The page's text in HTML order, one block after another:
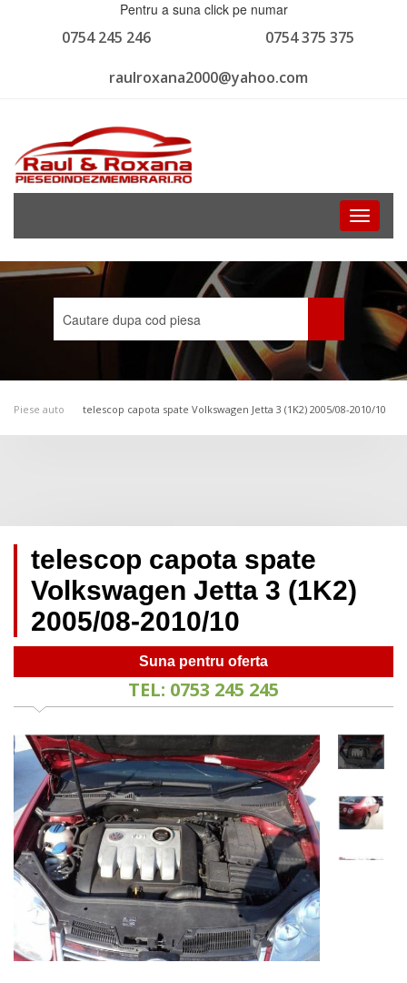
Pentru a suna click pe numar
0754 375 375
0754 245 246
raulroxana2000@yahoo.com
Toggle
Piese auto telescop capota spate Volkswagen Jetta 3 (1K2) 2005/08-2010/10
telescop capota spate
Volkswagen Jetta 3 (1K2)
2005/08-2010/10
Suna pentru oferta
TEL: 0753 245 245